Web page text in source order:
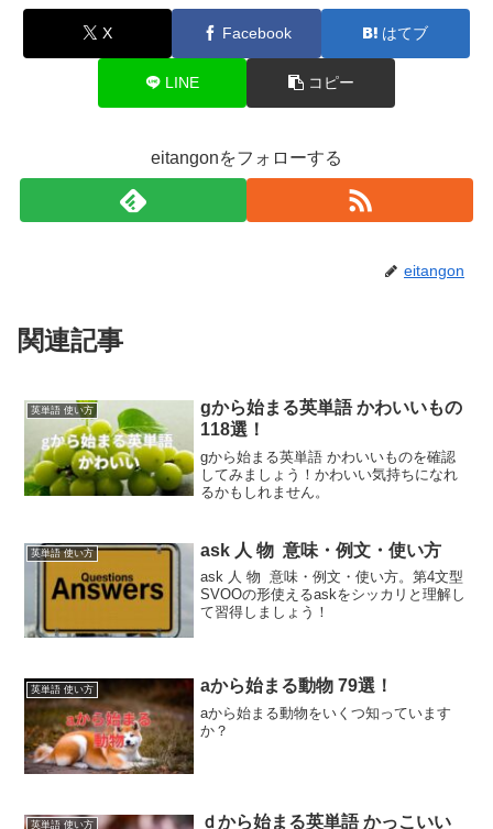
X Facebook はてブ
LINE コピー
eitangonをフォローする
eitangon
関連記事
英単語 使い方
gから始まる英単語 かわいいもの
118選！
gから始まる英単語 かわいいものを確認
してみましょう！かわいい気持ちになれ
るかもしれません。
英単語 使い方 ask 人 物 意味・例文・使い方
ask 人 物 意味・例文・使い方。第4文型
SVOOの形使えるaskをシッカリと理解し
て習得しましょう！
英単語 使い方 aから始まる動物 79選！
aから始まる動物をいくつ知っています
か？
英単語 使い方
ｄから始まる英単語 かっこいい